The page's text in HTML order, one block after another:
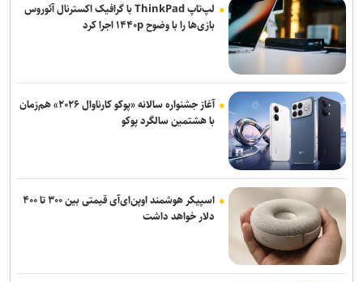
لپ‌تاپ ThinkPad با گرافیک اکسترنال آئوروس
بازی‌ها را با وضوح ۱۴۴۰p اجرا کرد
آغاز جشنواره سالانه «پوکو کارناوال ۲۰۲۶» هم‌زمان
با هشتمین سالگرد پوکو
اسپیکر هوشمند اوپن‌ای‌آی قیمتی بین ۳۰۰ تا ۴۰۰
دلار خواهد داشت